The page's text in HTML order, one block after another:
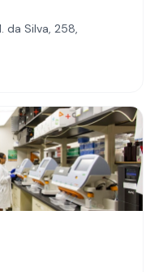
da Silva, 258,